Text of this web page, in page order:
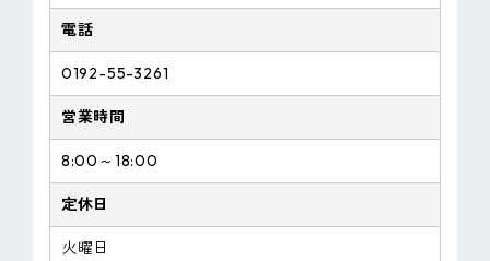
電話
0192-55-3261
営業時間
8:00～18:00
定休日
火曜日